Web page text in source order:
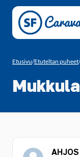
Siirry sivun sisältöön
Etusivu/Etuteltan puheet/